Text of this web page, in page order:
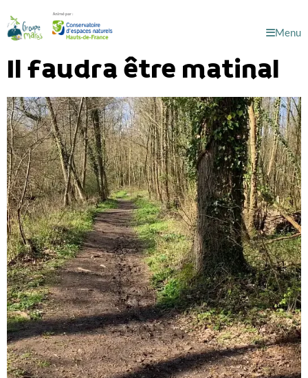
Menu
Il faudra être matinal